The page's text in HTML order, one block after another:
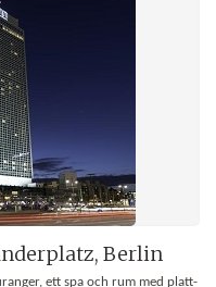
Berlin
ett spa och rum med platt-